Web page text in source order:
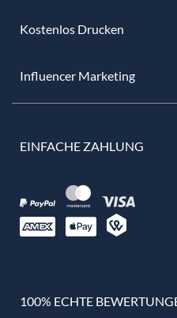
Kostenlos Drucken
Influencer Marketing
EINFACHE ZAHLUNG
100% ECHTE